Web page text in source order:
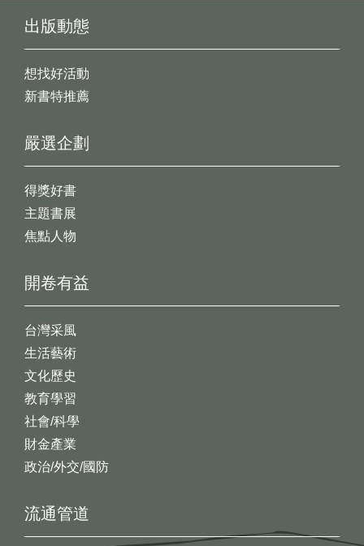
出版動態
想找好活動
新書特推薦
開卷有益
台灣采風
生活藝術
文化歷史
教育學習
社會/科學
財金產業
政治/外交/國防
嚴選企劃
得獎好書
主題書展
焦點人物
流通管道